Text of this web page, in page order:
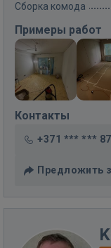
Сборка комода
Примеры работ
Контакты
+371 *** *** 87
Предложить